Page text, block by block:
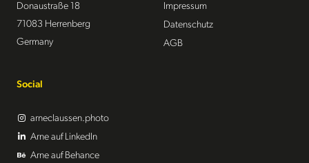
Donaustraße 18
71083 Herrenberg
Germany
Impressum
Datenschutz
AGB
Social
arneclaussen.photo
Arne auf LinkedIn
Arne auf Behance